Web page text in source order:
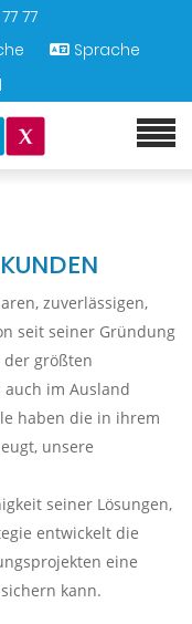
77
Sprache
zuverlässigen,
seit seiner Gründung
der größten
im Ausland
haben die in ihrem
unsere
seiner Lösungen,
entwickelt die
eine
kann.